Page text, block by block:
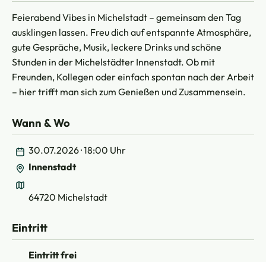
Feierabend Vibes in Michelstadt – gemeinsam den Tag
ausklingen lassen. Freu dich auf entspannte Atmosphäre,
gute Gespräche, Musik, leckere Drinks und schöne
Stunden in der Michelstädter Innenstadt. Ob mit
Freunden, Kollegen oder einfach spontan nach der Arbeit
– hier trifft man sich zum Genießen und Zusammensein.
Wann & Wo
30.07.2026 · 18:00 Uhr
Innenstadt
64720 Michelstadt
Eintritt
Eintritt frei